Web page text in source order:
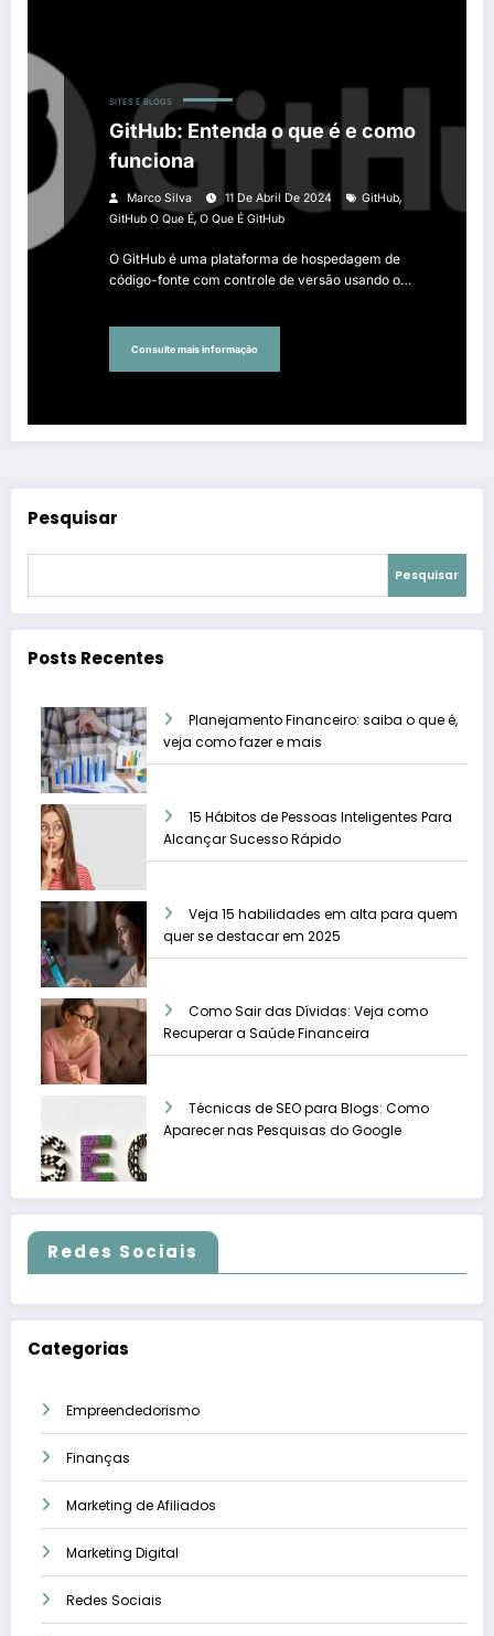
SITES E BLOGS
GitHub: Entenda o que é e como
funciona
Marco Silva 11 De Abril De 2024 GitHub,
GitHub O Que É,O Que É GitHub
O GitHub é uma plataforma de hospedagem de
código-fonte com controle de versão usando o…
Consulte mais informação
Pesquisar
Pesquisar
Posts Recentes
Planejamento Financeiro: saiba o que é,
veja como fazer e mais
15 Hábitos de Pessoas Inteligentes Para
Alcançar Sucesso Rápido
Veja 15 habilidades em alta para quem
quer se destacar em 2025
Como Sair das Dívidas: Veja como
Recuperar a Saúde Financeira
Técnicas de SEO para Blogs: Como
Aparecer nas Pesquisas do Google
Redes Sociais
Categorias
Empreendedorismo
Finanças
Marketing de Afiliados
Marketing Digital
Redes Sociais